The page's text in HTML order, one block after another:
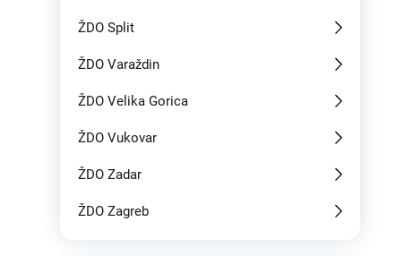
ŽDO Split
ŽDO Varaždin
ŽDO Velika Gorica
ŽDO Vukovar
ŽDO Zadar
ŽDO Zagreb